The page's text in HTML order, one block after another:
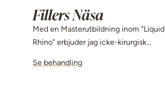
Fillers Näsa
Med en Masterutbildning inom "Liquid
Rhino" erbjuder jag icke-kirurgisk
och lyfter nästippen för en mer
Se behandling